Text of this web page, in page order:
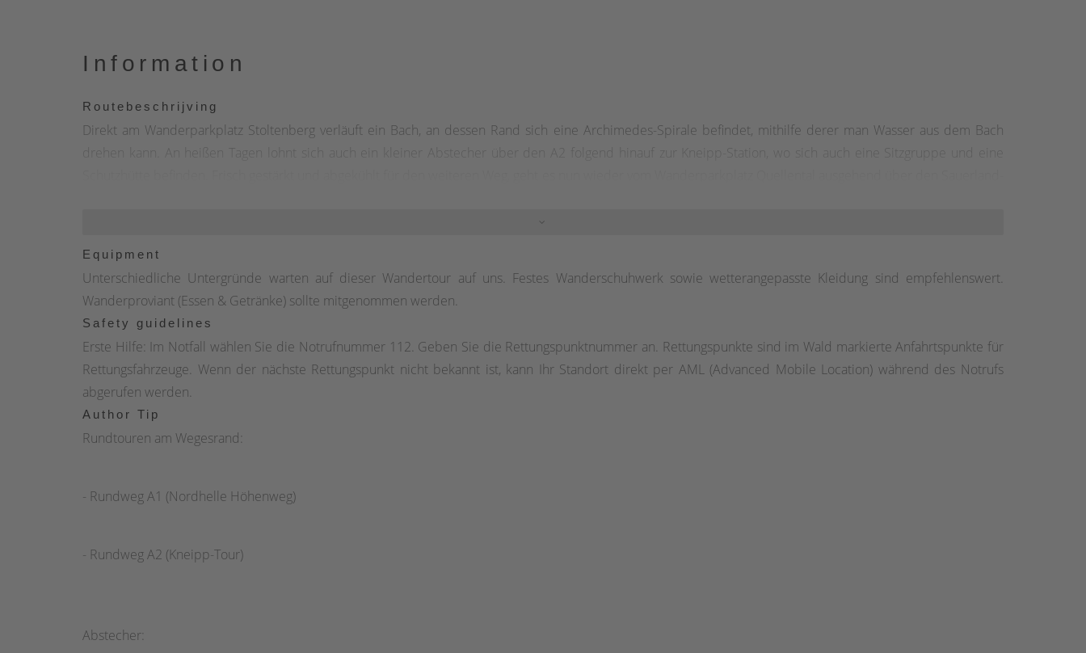
Information
Routebeschrijving
Direkt am Wanderparkplatz Stoltenberg verläuft ein Bach, an dessen Rand sich eine Archimedes-Spirale befindet, mithilfe derer man Wasser aus dem Bach
drehen kann. An heißen Tagen lohnt sich auch ein kleiner Abstecher über den A2 folgend hinauf zur Kneipp-Station, wo sich auch eine Sitzgruppe und eine
einem schönen Weitblick über Valbert geht es weiter bergauf durch die Ebbemoore. Hier überqueren wir den urigen Knüppeldamm, einen Steg, der uns mitten
Südhangweg, um schließlich an den mit 662,7 m ü. NHN höchsten Punkt unserer Wanderung, die Nordhelle, zu gelangen. Von hier aus genießt man einen
Weitblick, der seines Gleichen sucht.
Equipment
Unterschiedliche Untergründe warten auf dieser Wandertour auf uns. Festes Wanderschuhwerk sowie wetterangepasste Kleidung sind empfehlenswert.
Wanderproviant (Essen & Getränke) sollte mitgenommen werden.
Safety guidelines
Erste Hilfe: Im Notfall wählen Sie die Notrufnummer 112. Geben Sie die Rettungspunktnummer an. Rettungspunkte sind im Wald markierte Anfahrtspunkte für
Rettungsfahrzeuge. Wenn der nächste Rettungspunkt nicht bekannt ist, kann Ihr Standort direkt per AML (Advanced Mobile Location) während des Notrufs
abgerufen werden.
Author Tip
Rundtouren am Wegesrand:
- Rundweg A1 (Nordhelle Höhenweg)
- Rundweg A2 (Kneipp-Tour)
Abstecher: